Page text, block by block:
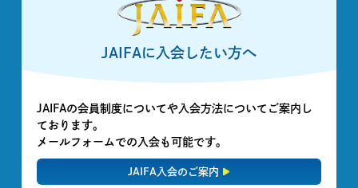
JAIFAに入会したい方へ
JAIFAの会員制度についてや入会方法についてご案内し
ております。
メールフォームでの入会も可能です。
JAIFA入会のご案内